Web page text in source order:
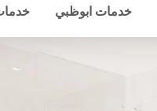
خدمات ابوظبي